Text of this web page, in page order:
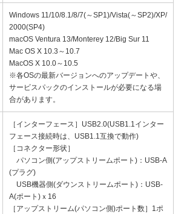
Windows 11/10/8.1/8/7(～SP1)/Vista(～SP2)/XP/
2000(SP4)
macOS Ventura 13/Monterey 12/Big Sur 11
Mac OS X 10.3～10.7
MacOS X 10.0～10.5
※各OSの最新バージョンへのアップデートや、
サービスパックのインストールが必要になる場
合があります。
［インターフェース］USB2.0(USB1.1インター
フェース接続時は、USB1.1互換で動作)
［コネクター形状］
パソコン側(アップストリームポート)：USB-A
(プラグ)
USB機器側(ダウンストリームポート)：USB-
A(ポート)ｘ16
［アップストリーム(パソコン側)ポート数］1ポ